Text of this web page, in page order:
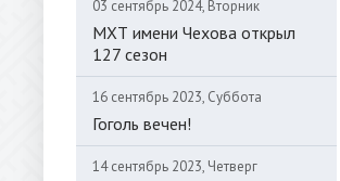
03 сентябрь 2024, Вторник
МХТ имени Чехова открыл
127 сезон
16 сентябрь 2023, Суббота
Гоголь вечен!
14 сентябрь 2023, Четверг